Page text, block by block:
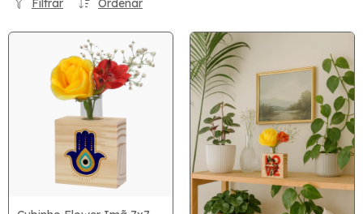
Ordenar
Filtrar